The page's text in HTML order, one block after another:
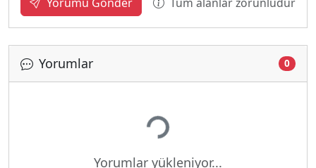
Yorumu Gönder
Yorumlar 0
Yükleniyor...
Yorumlar yükleniyor...